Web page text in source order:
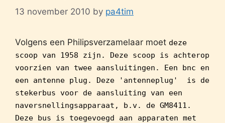
13 november 2010 by pa4tim
Volgens een Philipsverzamelaar moet deze
scoop van 1958 zijn. Deze scoop is achterop
voorzien van twee aansluitingen. Een bnc en
een antenne plug. Deze
'antenneplug' is de
stekerbus voor de aansluiting van een
naversnellingsapparaat, b.v. de GM8411.
Deze bus is toegevoegd aan
apparaten met